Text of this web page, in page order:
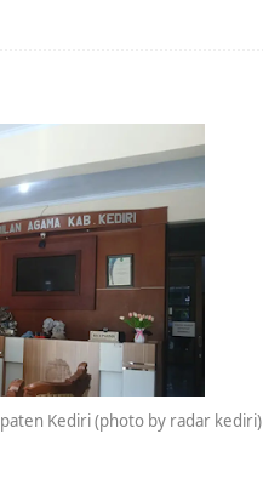
Kediri (photo by radar kediri)